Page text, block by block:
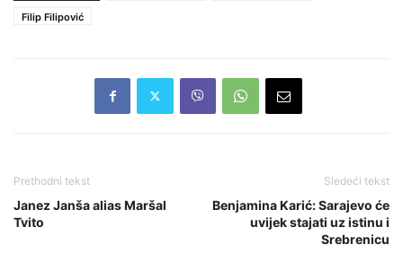
Filip Filipović
Prethodni tekst
Janez Janša alias Maršal
Tvito
Sledeći tekst
Benjamina Karić: Sarajevo će
uvijek stajati uz istinu i
Srebrenicu